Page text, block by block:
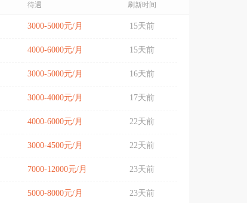
待遇 刷新时间
3000-5000元/月 15天前
4000-6000元/月 15天前
3000-5000元/月 16天前
3000-4000元/月 17天前
4000-6000元/月 22天前
3000-4500元/月 22天前
7000-12000元/月 23天前
5000-8000元/月 23天前